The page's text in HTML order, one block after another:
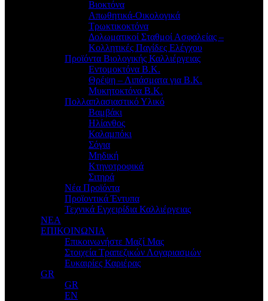
Βιοκτόνα
Απωθητικά-Οικολογικά
Τρωκτικοκτόνα
Δολωματικοί Σταθμοί Ασφαλείας –
Κολλητικές Παγίδες Ελέγχου
Προϊόντα Βιολογικής Καλλιέργειας
Εντομοκτόνα Β.Κ.
Θρέψη – Λιπάσματα για Β.Κ.
Μυκητοκτόνα Β.Κ.
Πολλαπλασιαστικό Υλικό
Βαμβάκι
Ηλίανθος
Καλαμπόκι
Σόγια
Μηδική
Κτηνοτροφικά
Σιτηρά
Νέα Προϊόντα
Προϊοντικά Έντυπα
Τεχνικά Εγχειρίδια Καλλιέργειας
ΝΕΑ
ΕΠΙΚΟΙΝΩΝΙΑ
Επικοινωνήστε Μαζί Μας
Στοιχεία Τραπεζικών Λογαριασμών
Ευκαιρίες Καριέρας
GR
GR
EN